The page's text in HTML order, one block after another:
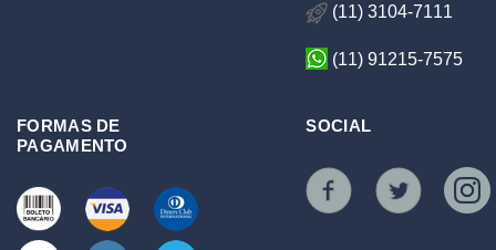
(11) 3104-7111
(11) 91215-7575
FORMAS DE
PAGAMENTO
SOCIAL